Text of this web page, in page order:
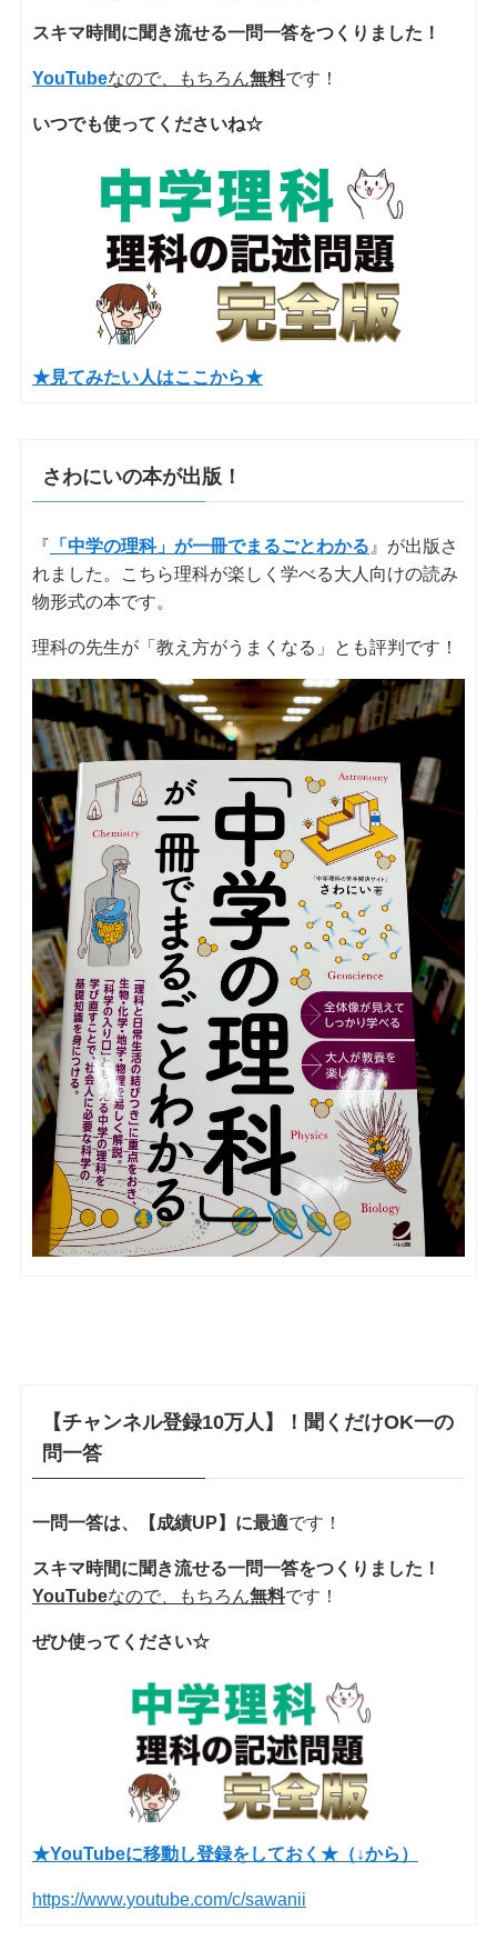
スキマ時間に聞き流せる一問一答をつくりました！
YouTubeなので、もちろん無料です！
いつでも使ってくださいね☆
★見てみたい人はここから★
さわにいの本が出版！
『 「中学の理科」が一冊でまるごとわかる 』が出版さ
れました。こちら理科が楽しく学べる大人向けの読み
物形式の本です。
理科の先生が「教え方がうまくなる」とも評判です！
【チャンネル登録10万人】！聞くだけOK一の
問一答
一問一答は、【成績UP】に最適です！
スキマ時間に聞き流せる一問一答をつくりました！
YouTubeなので、もちろん無料です！
ぜひ使ってください☆
★YouTubeに移動し登録をしておく★（↓から）
https://www.youtube.com/c/sawanii